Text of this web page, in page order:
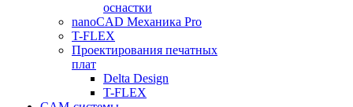
оснастки
nanoCAD Механика Pro
T-FLEX
Проектирования печатных
плат
Delta Design
T-FLEX